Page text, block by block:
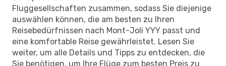
Fluggesellschaften zusammen, sodass Sie diejenige
auswählen können, die am besten zu Ihren
Reisebedürfnissen nach Mont-Joli YYY passt und
eine komfortable Reise gewährleistet. Lesen Sie
weiter, um alle Details und Tipps zu entdecken, die
Sie benötigen, um Ihre Flüge zum besten Preis zu